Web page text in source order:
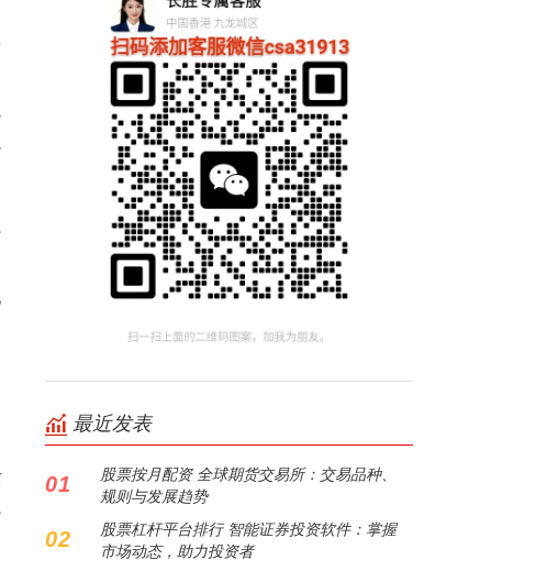
最近发表
01
股票按月配资 全球期货交易所：交易品种、
规则与发展趋势
02
股票杠杆平台排行 智能证券投资软件：掌握
市场动态，助力投资者